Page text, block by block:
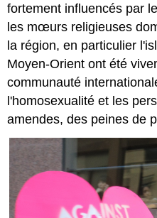
fortement influencés par
les mœurs religieuses
la région, en particulier
Moyen-Orient ont été
communauté
l'homosexualité et les
amendes, des peines de